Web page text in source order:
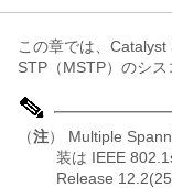
この章では、
STP（MSTP）のシス
（注） Multiple
装は IEEE
Release